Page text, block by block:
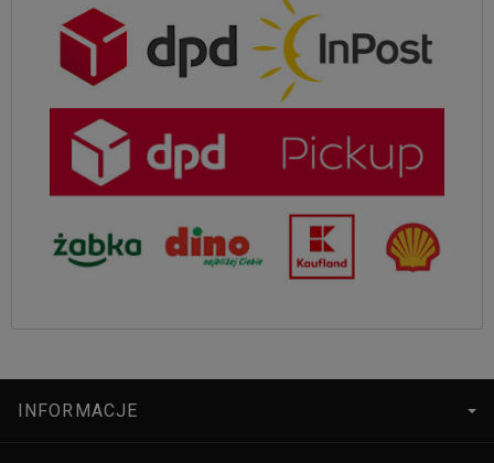
INFORMACJE